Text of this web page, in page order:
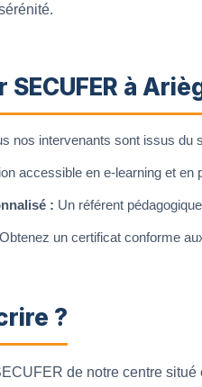
à
nos intervenants sont issus du
accessible en e-learning et en
: Un référent
Obtenez un certificat conforme
?
de notre centre